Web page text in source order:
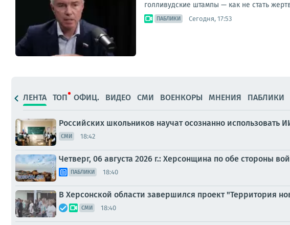
голливудские штампы — как не стать
ПАБЛИКИ Сегодня, 17:53
ЛЕНТА ТОП ОФИЦ. ВИДЕО СМИ ВОЕНКОРЫ МНЕНИЯ ПАБЛИКИ
Российских школьников научат осознанно использовать
СМИ 18:42
Четверг, 06 августа 2026 г.: Херсонщина по обе стороны
ПАБЛИКИ 18:40
В Херсонской области завершился проект "Территория
СМИ 18:40